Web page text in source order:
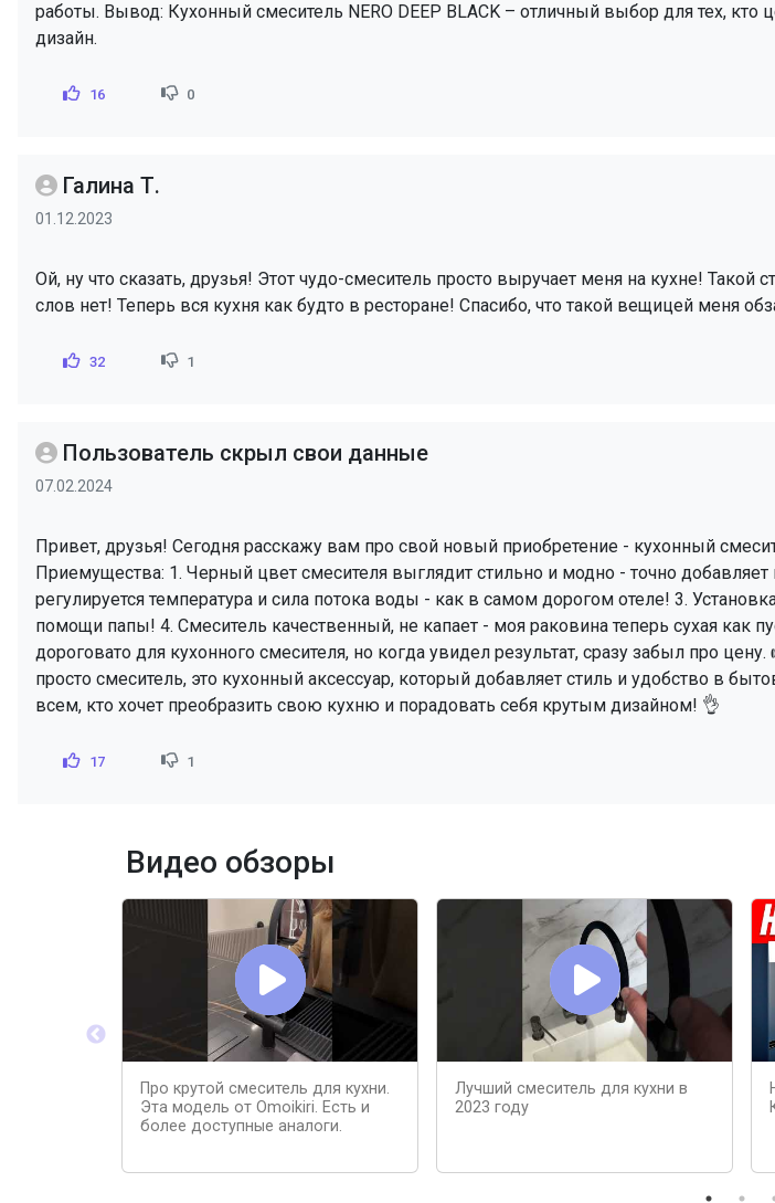
работы. Вывод: Кухонный смеситель NERO DEEP BLACK – отличный выбор для тех, кто
дизайн.
16 0
Галина Т.
01.12.2023
Ой, ну что сказать, друзья! Этот чудо-смеситель просто выручает меня на кухне! Такой
слов нет! Теперь вся кухня как будто в ресторане! Спасибо, что такой вещицей меня
32 1
Пользователь скрыл свои данные
07.02.2024
Привет, друзья! Сегодня расскажу вам про свой новый приобретение - кухонный
Приемущества: 1. Черный цвет смесителя выглядит стильно и модно - точно
регулируется температура и сила потока воды - как в самом дорогом отеле! 3.
помощи папы! 4. Смеситель качественный, не капает - моя раковина теперь сухая как
дороговато для кухонного смесителя, но когда увидел результат, сразу забыл про
просто смеситель, это кухонный аксессуар, который добавляет стиль и удобство в
всем, кто хочет преобразить свою кухню и порадовать себя крутым дизайном! 👌
17 1
Видео обзоры
Про крутой смеситель для кухни.
Эта модель от Omoikiri. Есть и
более доступные аналоги.
Лучший смеситель для кухни в
2023 году